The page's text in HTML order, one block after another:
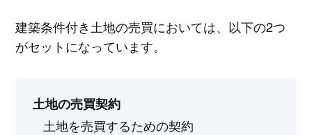
建築条件付き土地の売買においては、以下の2つ
がセットになっています。
土地の売買契約
土地を売買するための契約